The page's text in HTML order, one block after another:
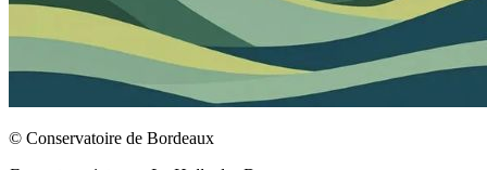
© Conservatoire de Bordeaux